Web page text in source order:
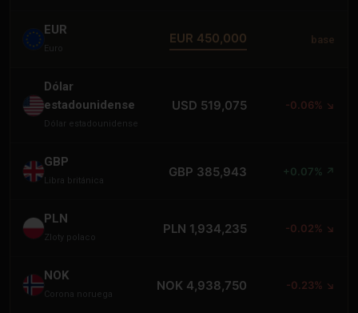
EUR
Euro
EUR 450,000 base
Dólar
estadounidense
Dólar estadounidense
USD 519,075 -0.06% ↘
GBP
Libra británica
GBP 385,943 +0.07% ↗
PLN
Zloty polaco
PLN 1,934,235 -0.02% ↘
NOK
Corona noruega
NOK 4,938,750 -0.23% ↘